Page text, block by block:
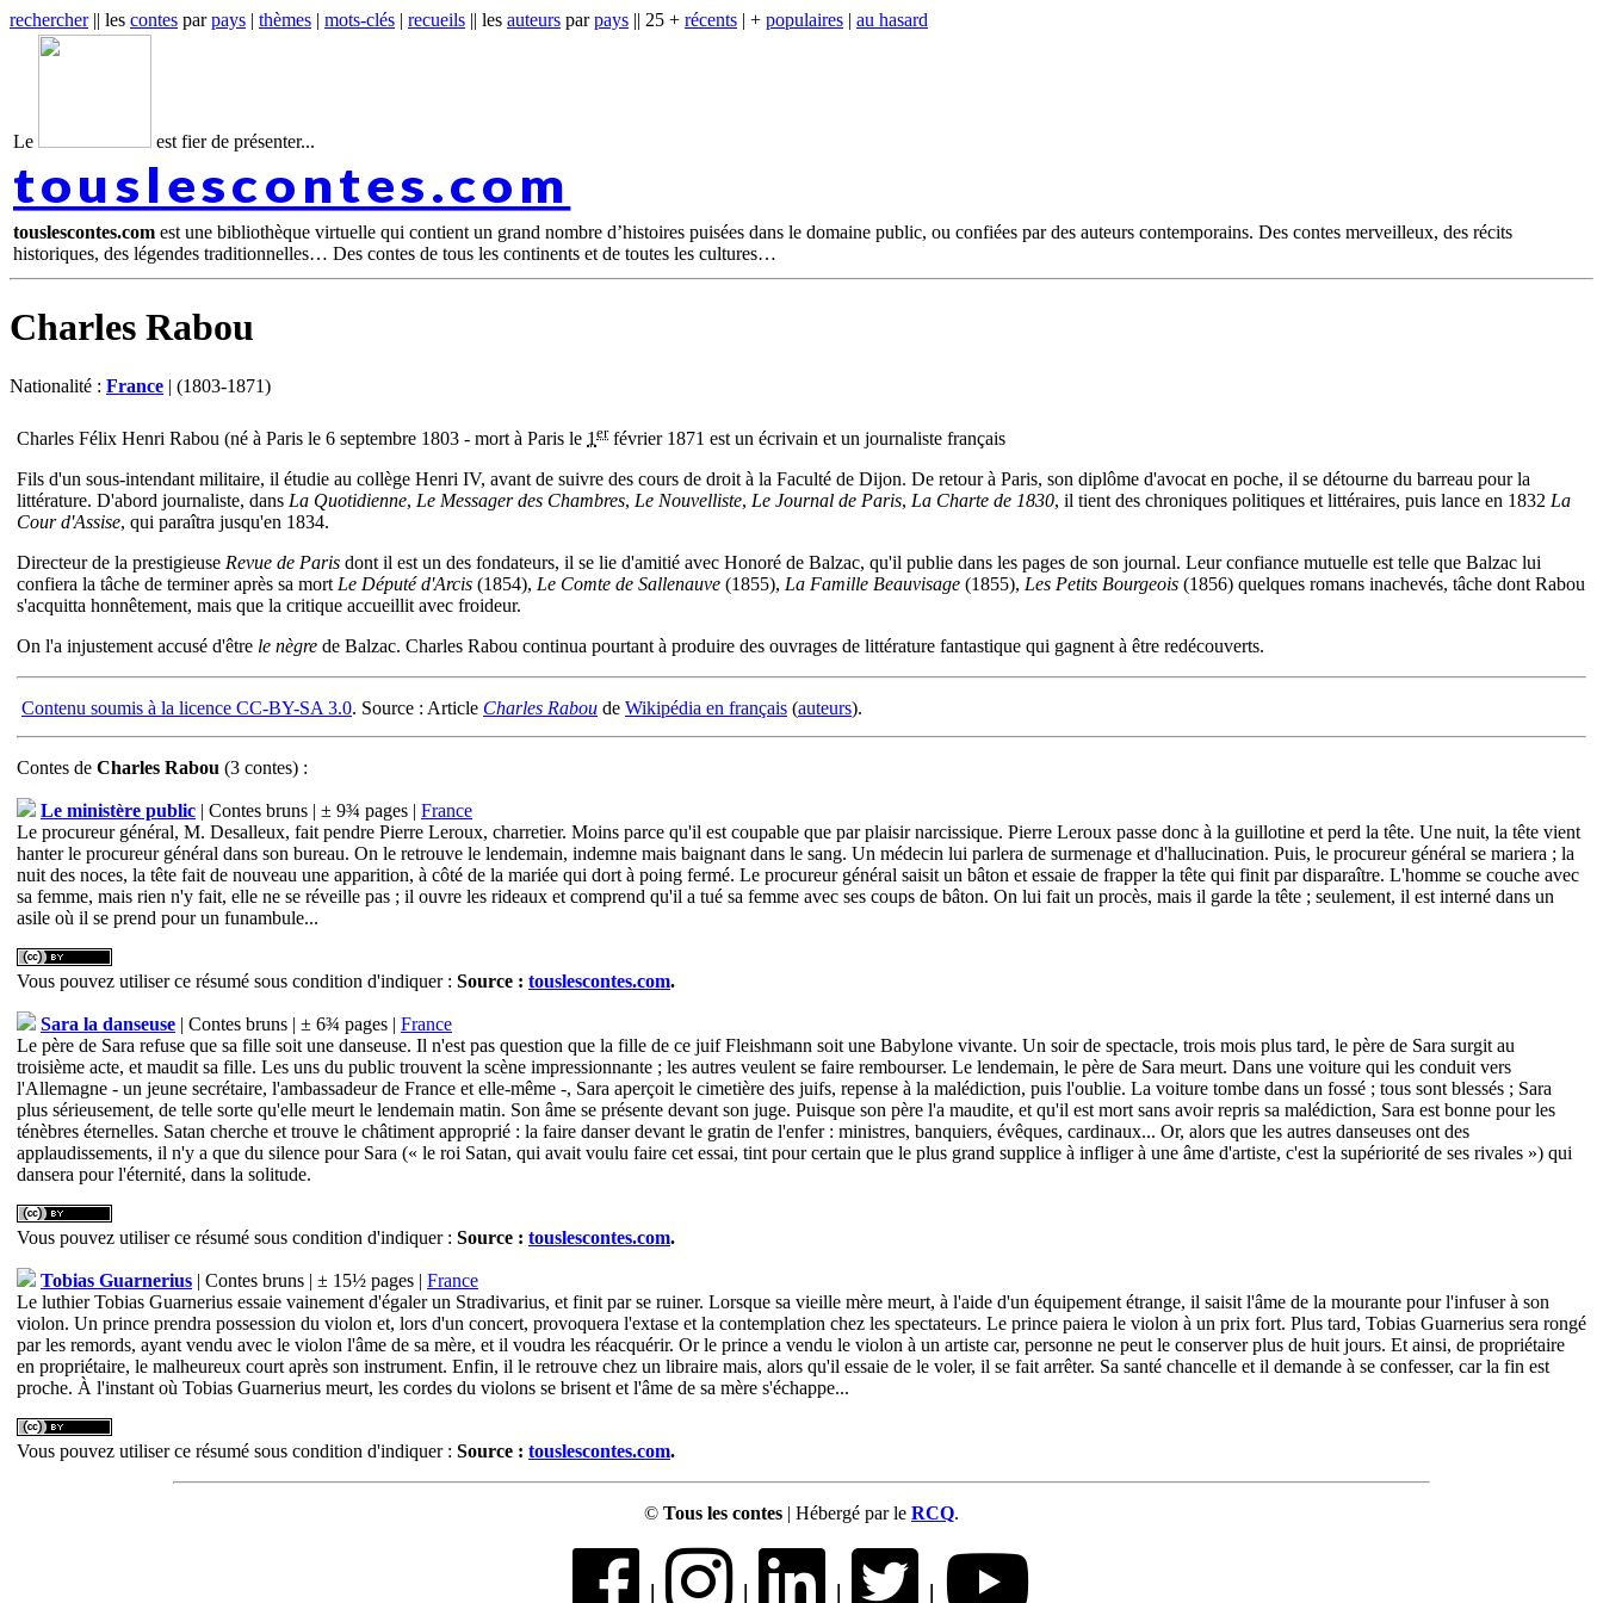
rechercher|| les contes parpays | thèmes | mots-clés | recueils || les auteurs parpays || 25 + récents | + populaires | au hasard
Le est fier de présenter...
touslescontes.com
touslescontes.com est une bibliothèque virtuelle qui contient un grand nombre d’histoires puisées dans le domaine public, ou confiées par des auteurs contemporains. Des contes merveilleux, des récits
historiques, des légendes traditionnelles… Des contes de tous les continents et de toutes les cultures
Charles Rabou
Nationalité : France | (1803-1871)
Charles Félix Henri Rabou (né à Paris le 6 septembre 1803 - mort à Paris le 1 erfévrier 1871 est un écrivain et un journaliste français
Fils d'un sous-intendant militaire, il étudie au collège Henri IV, avant de suivre des cours de droit à la Faculté de Dijon. De retour à Paris, son diplôme d'avocat en poche, il se détourne du barreau pour la
littérature. D'abord journaliste, dans La Quotidienne, Le Messager des Chambres, Le Nouvelliste, Le Journal de Paris, La Charte de 1830, il tient des chroniques politiques et littéraires, puis lance en 1832 La
Cour d'Assise, qui paraîtra jusqu'en 1834.
Directeur de la prestigieuse Revue de Paris dont il est un des fondateurs, il se lie d'amitié avec Honoré de Balzac, qu'il publie dans les pages de son journal. Leur confiance mutuelle est telle que Balzac lui
confiera la tâche de terminer après sa mort Le Député d'Arcis (1854), Le Comte de Sallenauve (1855), La Famille Beauvisage (1855), Les Petits Bourgeois (1856) quelques romans inachevés, tâche dont Rabou
s'acquitta honnêtement, mais que la critique accueillit avec froideur.
On l'a injustement accusé d'être le nègre de Balzac. Charles Rabou continua pourtant à produire des ouvrages de littérature fantastique qui gagnent à être redécouverts.
Contenu soumis à la licence CC-BY-SA 3.0. Source : Article Charles Rabou de Wikipédia en français (auteurs).
Contes de Charles Rabou (3 contes) :
Le ministère public | Contes bruns | ± 9¾ pages | France
Le procureur général, M. Desalleux, fait pendre Pierre Leroux, charretier. Moins parce qu'il est coupable que par plaisir narcissique. Pierre Leroux passe donc à la guillotine et perd la tête. Une nuit, la tête vient
hanter le procureur général dans son bureau. On le retrouve le lendemain, indemne mais baignant dans le sang. Un médecin lui parlera de surmenage et d'hallucination. Puis, le procureur général se mariera ; la
nuit des noces, la tête fait de nouveau une apparition, à côté de la mariée qui dort à poing fermé. Le procureur général saisit un bâton et essaie de frapper la tête qui finit par disparaître. L'homme se couche avec
sa femme, mais rien n'y fait, elle ne se réveille pas ; il ouvre les rideaux et comprend qu'il a tué sa femme avec ses coups de bâton. On lui fait un procès, mais il garde la tête ; seulement, il est interné dans un
asile où il se prend pour un funambule...
Vous pouvez utiliser ce résumé sous condition d'indiquer : Source : touslescontes.com.
Sara la danseuse | Contes bruns | ± 6¾ pages | France
Le père de Sara refuse que sa fille soit une danseuse. Il n'est pas question que la fille de ce juif Fleishmann soit une Babylone vivante. Un soir de spectacle, trois mois plus tard, le père de Sara surgit au
troisième acte, et maudit sa fille. Les uns du public trouvent la scène impressionnante ; les autres veulent se faire rembourser. Le lendemain, le père de Sara meurt. Dans une voiture qui les conduit vers
l'Allemagne - un jeune secrétaire, l'ambassadeur de France et elle-même -, Sara aperçoit le cimetière des juifs, repense à la malédiction, puis l'oublie. La voiture tombe dans un fossé ; tous sont blessés ; Sara
plus sérieusement, de telle sorte qu'elle meurt le lendemain matin. Son âme se présente devant son juge. Puisque son père l'a maudite, et qu'il est mort sans avoir repris sa malédiction, Sara est bonne pour les
ténèbres éternelles. Satan cherche et trouve le châtiment approprié : la faire danser devant le gratin de l'enfer : ministres, banquiers, évêques, cardinaux... Or, alors que les autres danseuses ont des
applaudissements, il n'y a que du silence pour Sara (« le roi Satan, qui avait voulu faire cet essai, tint pour certain que le plus grand supplice à infliger à une âme d'artiste, c'est la supériorité de ses rivales ») qui
dansera pour l'éternité, dans la solitude.
Vous pouvez utiliser ce résumé sous condition d'indiquer : Source : touslescontes.com.
Tobias Guarnerius | Contes bruns | ± 15½ pages | France
Le luthier Tobias Guarnerius essaie vainement d'égaler un Stradivarius, et finit par se ruiner. Lorsque sa vieille mère meurt, à l'aide d'un équipement étrange, il saisit l'âme de la mourante pour l'infuser à son
violon. Un prince prendra possession du violon et, lors d'un concert, provoquera l'extase et la contemplation chez les spectateurs. Le prince paiera le violon à un prix fort. Plus tard, Tobias Guarnerius sera rongé
par les remords, ayant vendu avec le violon l'âme de sa mère, et il voudra les réacquérir. Or le prince a vendu le violon à un artiste car, personne ne peut le conserver plus de huit jours. Et ainsi, de propriétaire
en propriétaire, le malheureux court après son instrument. Enfin, il le retrouve chez un libraire mais, alors qu'il essaie de le voler, il se fait arrêter. Sa santé chancelle et il demande à se confesser, car la fin est
proche. À l'instant où Tobias Guarnerius meurt, les cordes du violons se brisent et l'âme de sa mère s'échappe...
Vous pouvez utiliser ce résumé sous condition d'indiquer : Source : touslescontes.com.
© Tous les contes | Hébergé par le RCQ.